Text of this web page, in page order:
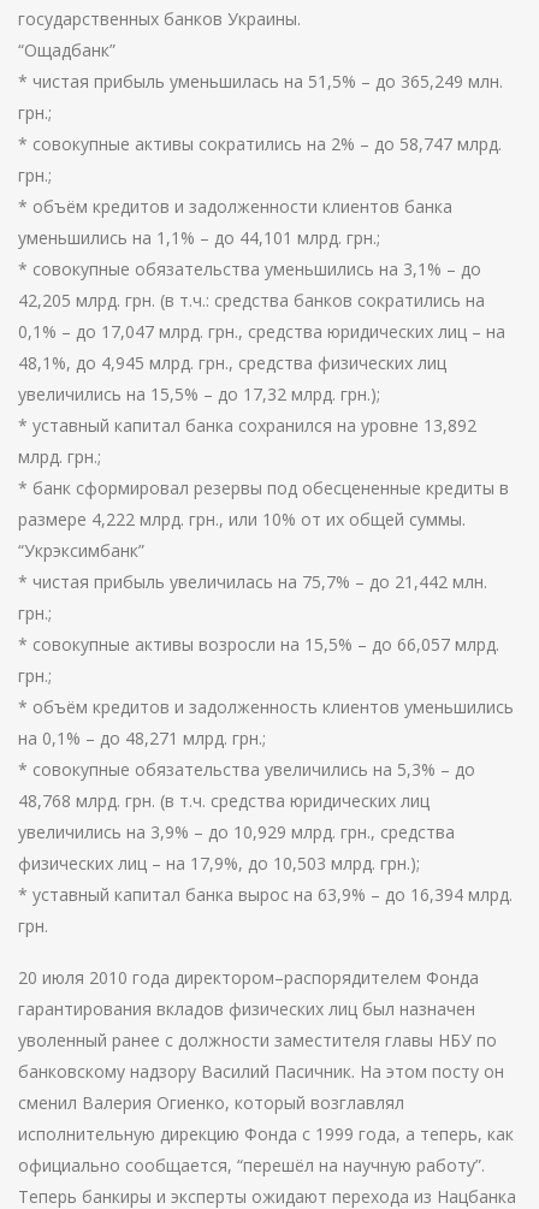
государственных банков Украины.
“Ощадбанк”
* чистая прибыль уменьшилась на 51,5% – до 365,249 млн.
грн.;
* совокупные активы сократились на 2% – до 58,747 млрд.
грн.;
* объём кредитов и задолженности клиентов банка
уменьшились на 1,1% – до 44,101 млрд. грн.;
* совокупные обязательства уменьшились на 3,1% – до
42,205 млрд. грн. (в т.ч.: средства банков сократились на
0,1% – до 17,047 млрд. грн., средства юридических лиц – на
48,1%, до 4,945 млрд. грн., средства физических лиц
увеличились на 15,5% – до 17,32 млрд. грн.);
* уставный капитал банка сохранился на уровне 13,892
млрд. грн.;
* банк сформировал резервы под обесцененные кредиты в
размере 4,222 млрд. грн., или 10% от их общей суммы.
“Укрэксимбанк”
* чистая прибыль увеличилась на 75,7% – до 21,442 млн.
грн.;
* совокупные активы возросли на 15,5% – до 66,057 млрд.
грн.;
* объём кредитов и задолженность клиентов уменьшились
на 0,1% – до 48,271 млрд. грн.;
* совокупные обязательства увеличились на 5,3% – до
48,768 млрд. грн. (в т.ч. средства юридических лиц
увеличились на 3,9% – до 10,929 млрд. грн., средства
физических лиц – на 17,9%, до 10,503 млрд. грн.);
* уставный капитал банка вырос на 63,9% – до 16,394 млрд.
грн.
20 июля 2010 года директором–распорядителем Фонда
гарантирования вкладов физических лиц был назначен
уволенный ранее с должности заместителя главы НБУ по
банковскому надзору Василий Пасичник. На этом посту он
сменил Валерия Огиенко, который возглавлял
исполнительную дирекцию Фонда с 1999 года, а теперь, как
официально сообщается, “перешёл на научную работу”.
Теперь банкиры и эксперты ожидают перехода из Нацбанка